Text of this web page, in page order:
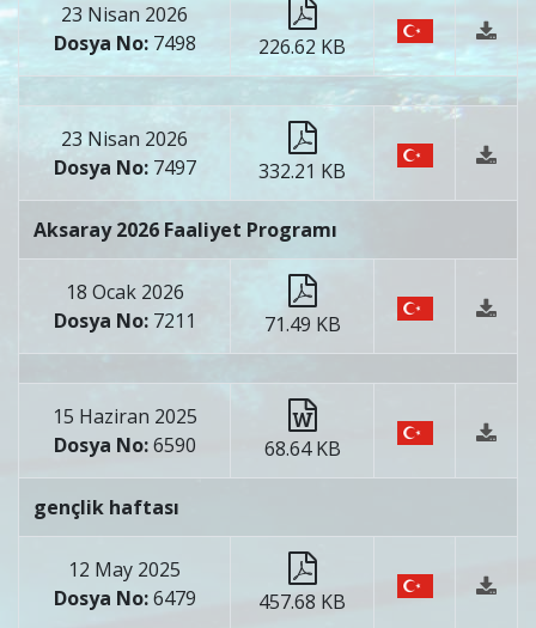
23 Nisan 2026
Dosya No:7498 226.62 KB
23 Nisan 2026
Dosya No:7497 332.21 KB
Aksaray 2026 Faaliyet Programı
18 Ocak 2026
Dosya No:7211 71.49 KB
15 Haziran 2025
Dosya No:6590 68.64 KB
gençlik haftası
12 May 2025
Dosya No:6479 457.68 KB